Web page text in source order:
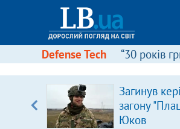
Defense Tech “30 років
Загинув
загону
Юков